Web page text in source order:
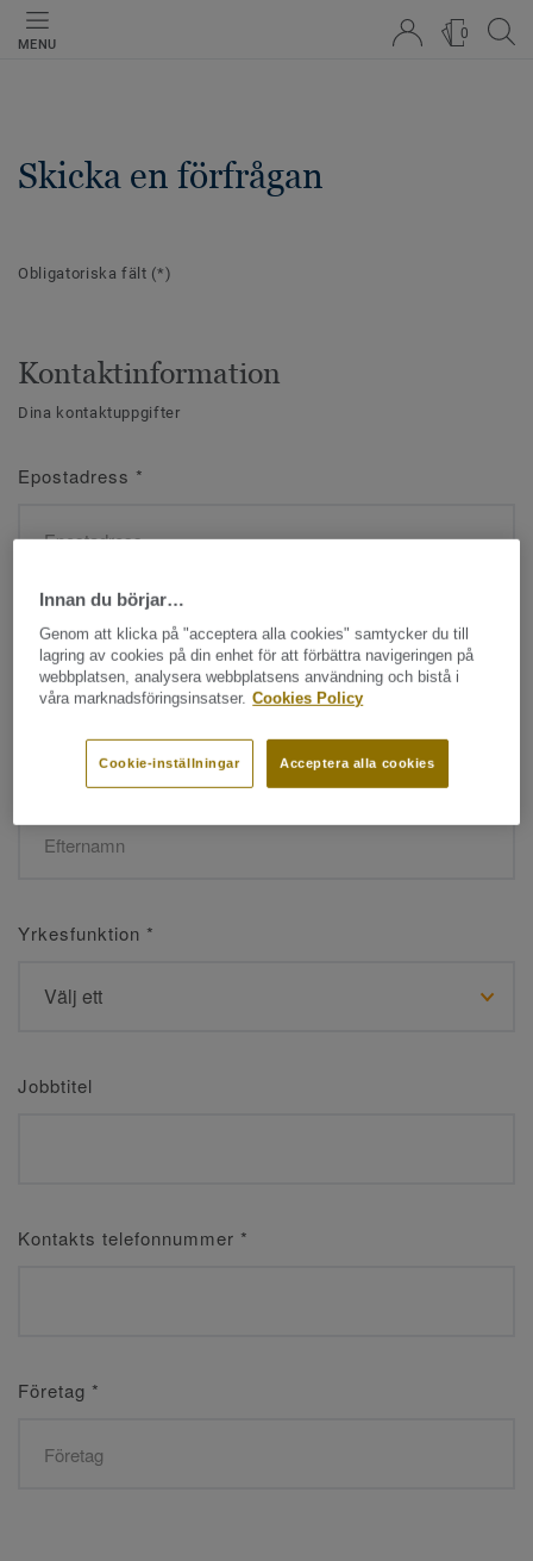
MENU
0
Skicka en förfrågan
Obligatoriska fält (*)
Kontaktinformation
Dina kontaktuppgifter
Epostadress *
Namn*
Efternamn*
Yrkesfunktion *
Jobbtitel
Kontakts telefonnummer *
Företag *
Innan du börjar…
Genom att klicka på "acceptera alla cookies" samtycker du till
lagring av cookies på din enhet för att förbättra navigeringen på
webbplatsen, analysera webbplatsens användning och bistå i
våra marknadsföringsinsatser. Cookies Policy
Acceptera alla cookies
Cookie-inställningar